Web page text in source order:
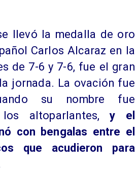
llevó la medalla de oro
Carlos Alcaraz en la
de 7-6 y 7-6, fue el gran
jornada. La ovación fue
su nombre fue
altoparlantes, y el
con bengalas entre el
que acudieron para